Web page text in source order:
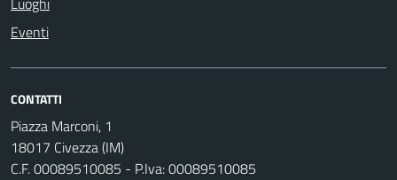
Eventi
CONTATTI
Piazza Marconi, 1
18017 Civezza (IM)
C.F. 00089510085 - P.Iva: 00089510085